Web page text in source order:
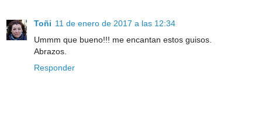
Toñi 11 de enero de 2017 a las 12:34
Ummm que bueno!!! me encantan estos guisos.
Abrazos.
Responder